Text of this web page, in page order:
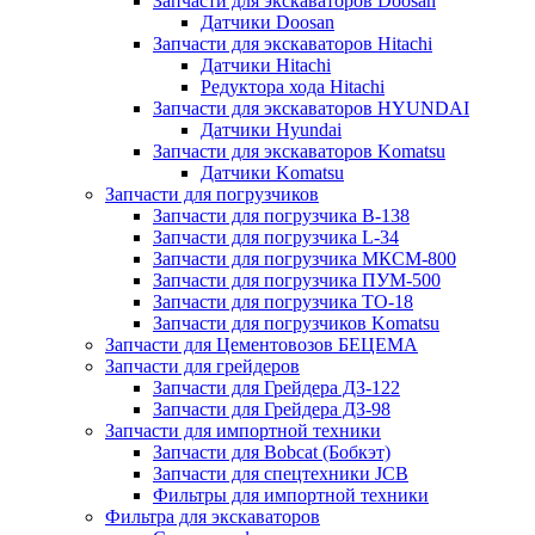
Датчики Doosan
Запчасти для экскаваторов Hitachi
Датчики Hitachi
Редуктора хода Hitachi
Запчасти для экскаваторов HYUNDAI
Датчики Hyundai
Запчасти для экскаваторов Komatsu
Датчики Komatsu
Запчасти для погрузчиков
Запчасти для погрузчика B-138
Запчасти для погрузчика L-34
Запчасти для погрузчика МКСМ-800
Запчасти для погрузчика ПУМ-500
Запчасти для погрузчика ТО-18
Запчасти для погрузчиков Komatsu
Запчасти для Цементовозов БЕЦЕМА
Запчасти для грейдеров
Запчасти для Грейдера ДЗ-122
Запчасти для Грейдера ДЗ-98
Запчасти для импортной техники
Запчасти для Bobcat (Бобкэт)
Запчасти для спецтехники JCB
Фильтры для импортной техники
Фильтра для экскаваторов